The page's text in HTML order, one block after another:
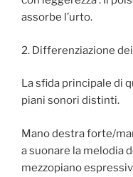
assorbe l’urto.
2. Differenziazione
La sfida principale di
piani sonori distinti.
Mano destra forte/
a suonare la melodia
mezzopiano